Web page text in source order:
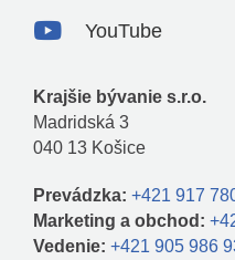
 YouTube
Krajšie bývanie s.r.o.
Madridská 3
040 13 Košice
Prevádzka: +421 917
Marketing a obchod:
Vedenie: +421 905 986